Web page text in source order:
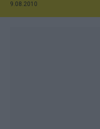
9.08.2010